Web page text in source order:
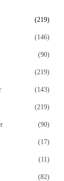
(219)
(146)
(90)
(219)
(143)
(219)
(90)
(17)
(11)
(82)